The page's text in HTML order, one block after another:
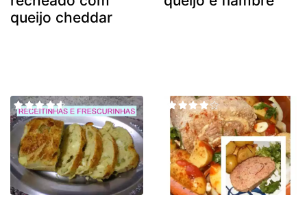
queijo cheddar